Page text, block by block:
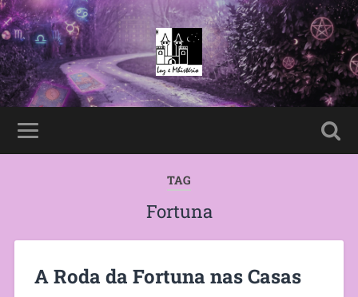
TAG
Fortuna
A Roda da Fortuna nas Casas